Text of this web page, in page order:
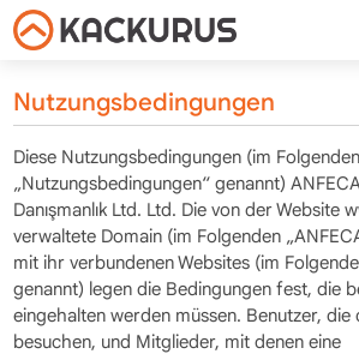
Nutzungsbedingungen
Diese Nutzungsbedingungen (im Folgenden
„Nutzungsbedingungen“ genannt) ANFECA
Danışmanlık Ltd. Ltd. Die von der Website
verwaltete Domain (im Folgenden
mit ihr verbundenen Websites (im
genannt) legen die Bedingungen fest, die
eingehalten werden müssen. Benutzer, die
besuchen, und Mitglieder, mit denen eine